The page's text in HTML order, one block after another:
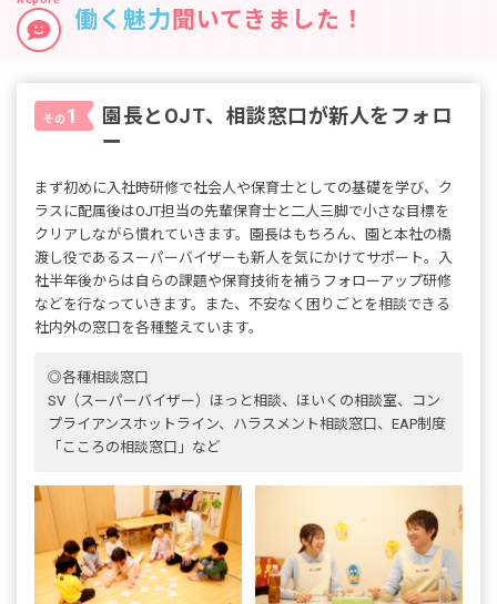
い物からカレーづくりまで。発育に沿って食への関心を育み
ます。
働く魅力 聞いてきました！
その1
園長とOJT、相談窓口が新人をフォロ
ー
まず初めに入社時研修で社会人や保育士としての基礎を学び、ク
ラスに配属後はOJT担当の先輩保育士と二人三脚で小さな目標を
クリアしながら慣れていきます。園長はもちろん、園と本社の橋
渡し役であるスーパーバイザーも新人を気にかけてサポート。入
社半年後からは自らの課題や保育技術を補うフォローアップ研修
などを行なっていきます。また、不安なく困りごとを相談できる
社内外の窓口を各種整えています。
◎各種相談窓口
SV（スーパーバイザー）ほっと相談、ほいくの相談室、コン
プライアンスホットライン、ハラスメント相談窓口、EAP制度
「こころの相談窓口」など